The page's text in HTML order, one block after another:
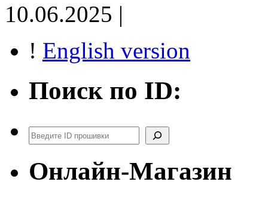
10.06.2025 |
! English version
Поиск по ID:
Поиск
Онлайн-Магазин